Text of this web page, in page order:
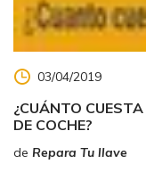
03/04/2019
¿CUÁNTO
DE COCHE?
de Repara Tu llave